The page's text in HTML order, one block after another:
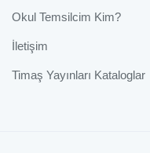
Okul Temsilcim Kim?
İletişim
Timaş Yayınları Kataloglar